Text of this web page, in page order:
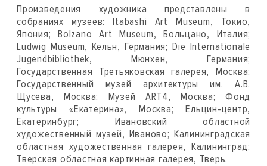
Произведения художника представлены в
собраниях музеев: Itabashi Art Museum, Токио,
Япония; Bolzano Art Museum, Больцано, Италия;
Ludwig Museum, Кельн, Германия; Die Internationale
Jugendbibliothek, Мюнхен, Германия;
Государственная Третьяковская галерея, Москва;
Государственный музей архитектуры им. А.В.
Щусева, Москва; Музей ART4, Москва; Фонд
культуры «Екатерина», Москва; Ельцин-центр,
Екатеринбург; Ивановский областной
художественный музей, Иваново; Калининградская
областная художественная галерея, Калининград;
Тверская областная картинная галерея, Тверь.